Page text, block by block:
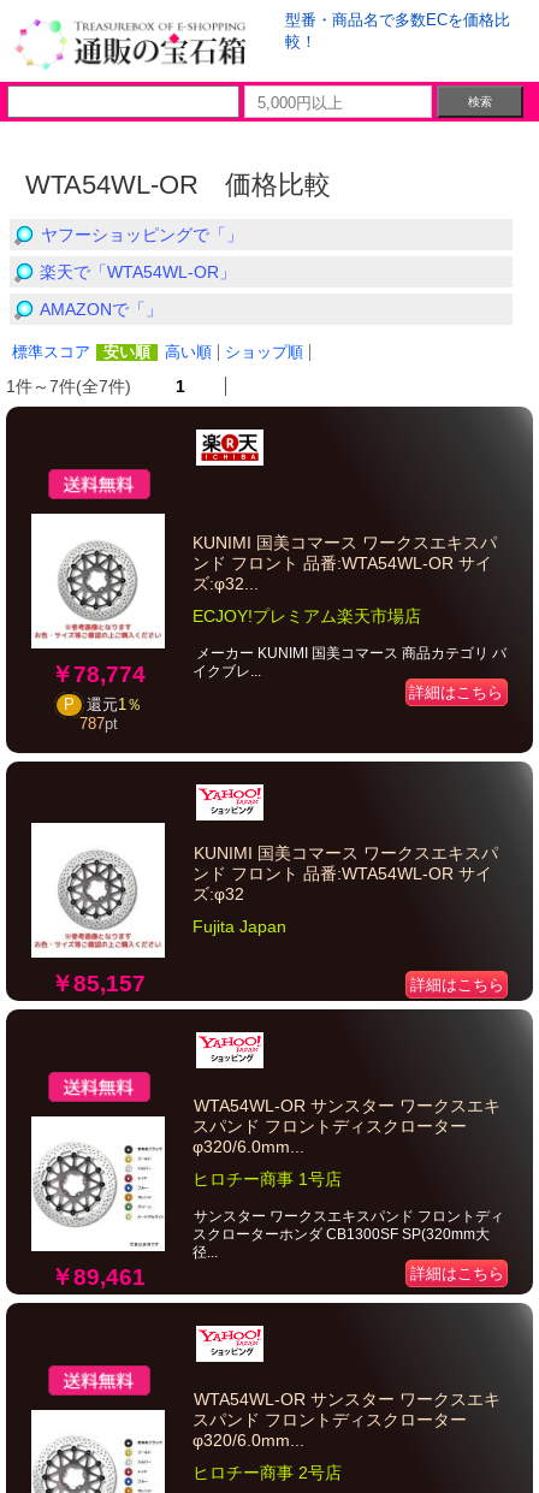
型番・商品名で多数ECを価格比
較！
WTA54WL-OR 価格比較
ヤフーショッピングで「」
楽天で「WTA54WL-OR」
AMAZONで「」
標準スコア 安い順 高い順 ショップ順
1件～7件(全7件) 1
￥78,774
P 還元1％
787pt
KUNIMI 国美コマース ワークスエキスパ
ンド フロント 品番:WTA54WL-OR サイ
ズ:φ32...
ECJOY!プレミアム楽天市場店
メーカー KUNIMI 国美コマース 商品カテゴリ バ
イクブレ...
詳細はこちら
￥85,157
KUNIMI 国美コマース ワークスエキスパ
ンド フロント 品番:WTA54WL-OR サイ
ズ:φ32
Fujita Japan
詳細はこちら
￥89,461
WTA54WL-OR サンスター ワークスエキ
スパンド フロントディスクローター
φ320/6.0mm...
ヒロチー商事 1号店
サンスター ワークスエキスパンド フロントディ
スクローターホンダ CB1300SF SP(320mm大
径...
詳細はこちら
WTA54WL-OR サンスター ワークスエキ
スパンド フロントディスクローター
φ320/6.0mm...
ヒロチー商事 2号店